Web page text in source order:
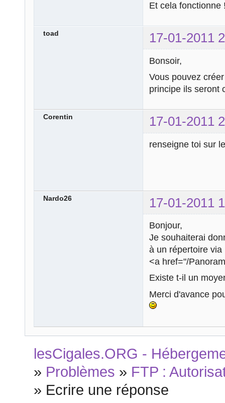
Et cela
toad 17-01-2011
Bonsoir,
Vous pouvez
principe ils seront
Corentin 17-01-2011
renseigne toi sur
Nardo26 17-01-2011
Bonjour,
Je souhaiterai
à un répertoire via
<a href="/
Existe t-il un
Merci d'avance
lesCigales.ORG -
» Problèmes » FTP :
» Ecrire une réponse